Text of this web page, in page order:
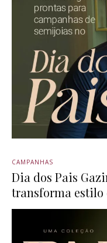
CAMPANHAS
Dia dos Pais
transforma estilo